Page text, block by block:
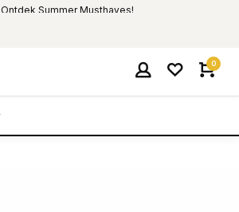
Ontdek Summer Musthaves!
0